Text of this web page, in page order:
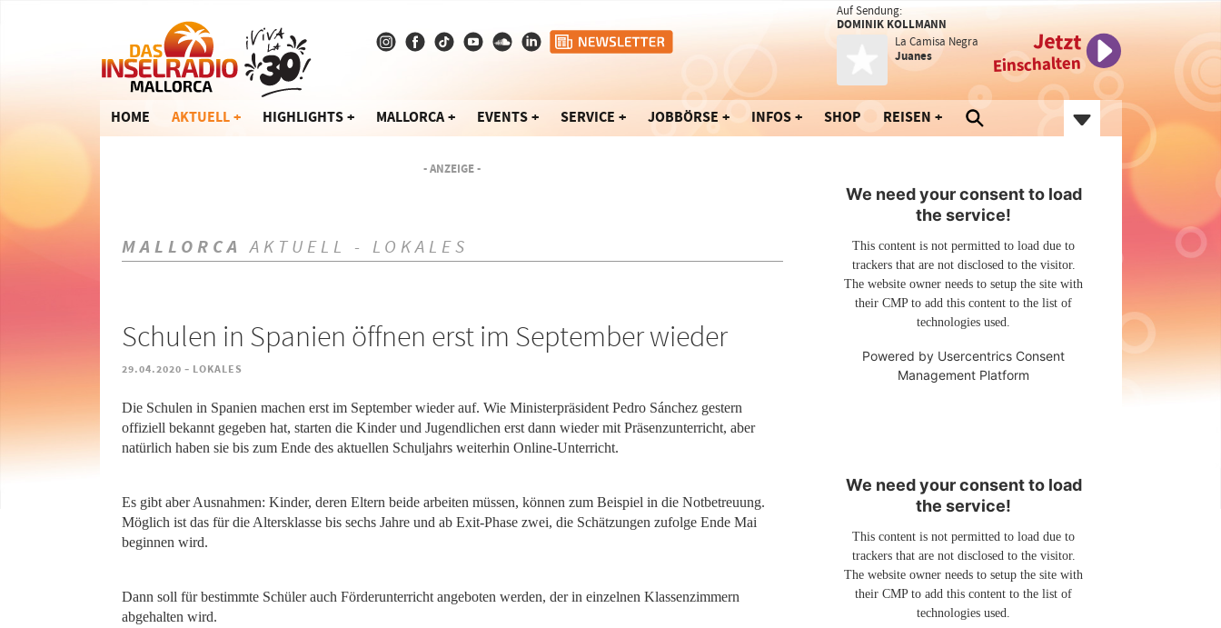
Auf Sendung:
DOMINIK KOLLMANN
La Camisa Negra
Juanes
Jetzt
Einschalten
HOME AKTUELL HIGHLIGHTS MALLORCA EVENTS SERVICE JOBBÖRSE INFOS SHOP REISEN
- ANZEIGE -
MALLORCA AKTUELL - LOKALES
Schulen in Spanien öffnen erst im September wieder
29.04.2020 - LOKALES
Die Schulen in Spanien machen erst im September wieder auf. Wie Ministerpräsident Pedro Sánchez gestern
offiziell bekannt gegeben hat, starten die Kinder und Jugendlichen erst dann wieder mit Präsenzunterricht, aber
natürlich haben sie bis zum Ende des aktuellen Schuljahrs weiterhin Online-Unterricht.
Es gibt aber Ausnahmen: Kinder, deren Eltern beide arbeiten müssen, können zum Beispiel in die Notbetreuung.
Möglich ist das für die Altersklasse bis sechs Jahre und ab Exit-Phase zwei, die Schätzungen zufolge Ende Mai
beginnen wird.
Dann soll für bestimmte Schüler auch Förderunterricht angeboten werden, der in einzelnen Klassenzimmern
abgehalten wird.
We need your consent to load
the service!
This content is not permitted to load due to
trackers that are not disclosed to the visitor.
The website owner needs to setup the site with
their CMP to add this content to the list of
technologies used.
Powered by Usercentrics Consent
Management Platform
We need your consent to load
the service!
This content is not permitted to load due to
trackers that are not disclosed to the visitor.
The website owner needs to setup the site with
their CMP to add this content to the list of
technologies used.